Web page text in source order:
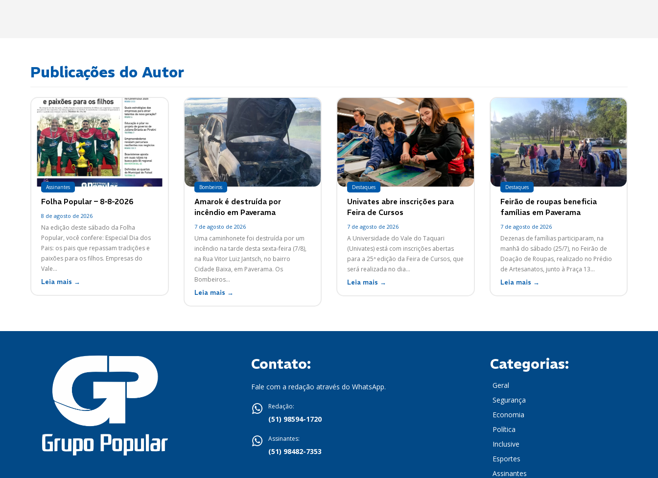
Publicações do Autor
Assinantes
Folha Popular – 8-8-2026
8 de agosto de 2026
Na edição deste sábado da Folha
Popular, você confere: Especial Dia dos
Pais: os pais que repassam tradições e
paixões para os filhos. Empresas do
Vale...
Leia mais →
Bombeiros
Amarok é destruída por
incêndio em Paverama
7 de agosto de 2026
Uma caminhonete foi destruída por um
incêndio na tarde desta sexta-feira (7/8),
na Rua Vitor Luiz Jantsch, no bairro
Cidade Baixa, em Paverama. Os
Bombeiros...
Leia mais →
Destaques
Univates abre inscrições para
Feira de Cursos
7 de agosto de 2026
A Universidade do Vale do Taquari
(Univates) está com inscrições abertas
para a 25ª edição da Feira de Cursos, que
será realizada no dia...
Leia mais →
Destaques
Feirão de roupas beneficia
famílias em Paverama
7 de agosto de 2026
Dezenas de famílias participaram, na
manhã do sábado (25/7), no Feirão de
Doação de Roupas, realizado no Prédio
de Artesanatos, junto à Praça 13...
Leia mais →
Contato:
Fale com a redação através do WhatsApp.
Redação:
(51) 98594-1720
Assinantes:
(51) 98482-7353
Categorias:
Geral
Segurança
Economia
Política
Inclusive
Esportes
Assinantes